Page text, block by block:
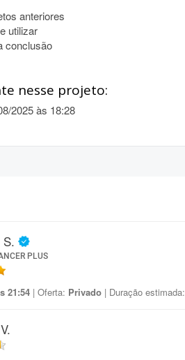
anteriores
utilizar
conclusão
nesse projeto:
2025 às 18:28
PLUS
21:54 | Oferta: Privado | Duração estimada: